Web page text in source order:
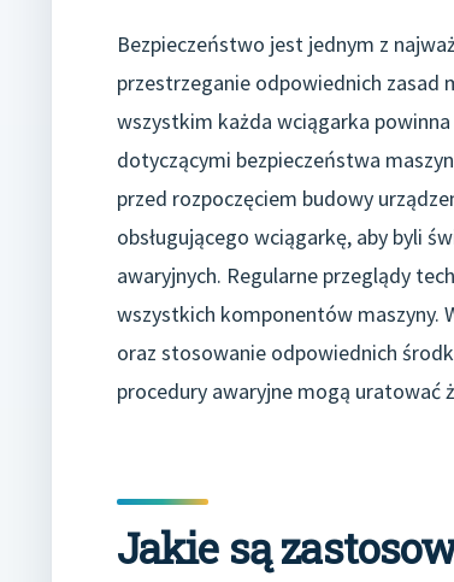
Bezpieczeństwo jest jednym z
przestrzeganie odpowiednich zasad
wszystkim każda wciągarka
dotyczącymi bezpieczeństwa
przed rozpoczęciem budowy
obsługującego wciągarkę, aby byli
awaryjnych. Regularne przeglądy
wszystkich komponentów maszyny.
oraz stosowanie odpowiednich
procedury awaryjne mogą uratować
Jakie są